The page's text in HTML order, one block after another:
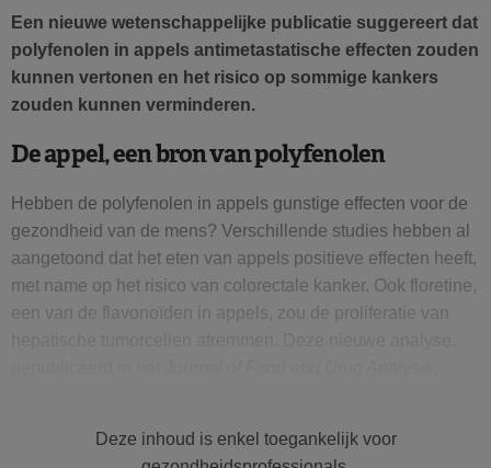
Een nieuwe wetenschappelijke publicatie suggereert dat
polyfenolen in appels antimetastatische effecten zouden
kunnen vertonen en het risico op sommige kankers
zouden kunnen verminderen.
De appel, een bron van polyfenolen
Hebben de polyfenolen in appels gunstige effecten voor de
gezondheid van de mens? Verschillende studies hebben al
aangetoond dat het eten van appels positieve effecten heeft,
met name op het risico van colorectale kanker. Ook floretine,
een van de flavonoïden in appels, zou de proliferatie van
inwerken op kankercellen.
Deze inhoud is enkel toegankelijk voor